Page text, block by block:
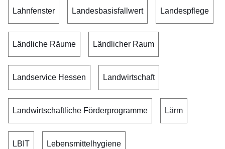
Lahnfenster Landesbasisfallwert Landespflege
Ländliche Räume Ländlicher Raum
Landservice Hessen Landwirtschaft
Landwirtschaftliche Förderprogramme Lärm
LBIT Lebensmittelhygiene